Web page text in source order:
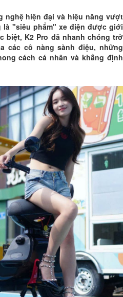
hiện đại và hiệu năng vượt
là "siêu phẩm" xe điện được giới
biệt, K2 Pro đã nhanh chóng trở
các cô nàng sành điệu, những
cách cá nhân và khẳng định